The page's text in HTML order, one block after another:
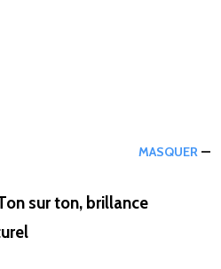
MASQUER
sur ton, brillance